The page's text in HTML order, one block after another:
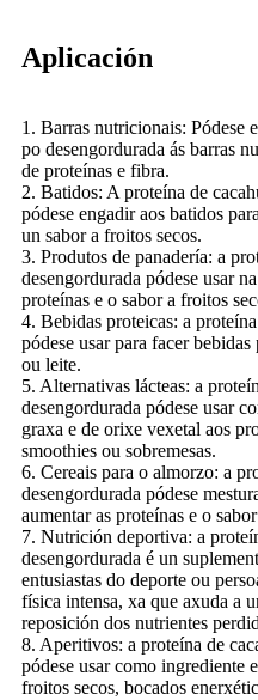
Aplicación
1. Barras nutricionais: Pódese
po desengordurada ás barras
de proteínas e fibra.
2. Batidos: A proteína de
pódese engadir aos batidos
un sabor a froitos secos.
3. Produtos de panadería: a
desengordurada pódese usar
proteínas e o sabor a froitos
4. Bebidas proteicas: a
pódese usar para facer
ou leite.
5. Alternativas lácteas: a
desengordurada pódese usar
graxa e de orixe vexetal aos
smoothies ou sobremesas.
6. Cereais para o almorzo: a
desengordurada pódese
aumentar as proteínas e o
7. Nutrición deportiva: a
desengordurada é un
entusiastas do deporte ou
física intensa, xa que axuda a
reposición dos nutrientes
8. Aperitivos: a proteína de
pódese usar como ingrediente
froitos secos, bocados